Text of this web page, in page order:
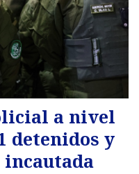
a nivel
detenidos y
incautada